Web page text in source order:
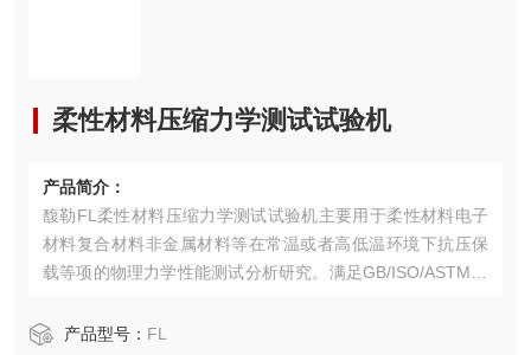
柔性材料压缩力学测试试验机
产品简介：
馥勒FL柔性材料压缩力学测试试验机主要用于柔性材料电子
材料复合材料非金属材料等在常温或者高低温环境下抗压保
载等项的物理力学性能测试分析研究。满足GB/ISO/ASTM/JI
产品型号： FL